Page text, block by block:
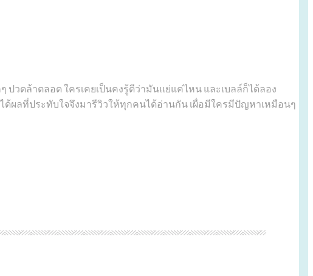
วดล้าตลอด ใครเคยเป็นคงรู้ดีว่ามันแย่แค่ไหน และเบลล์ก็ได้ลอง
ด้ผลที่ประทับใจจึงมารีวิวให้ทุกคนได้อ่านกัน เผื่อมีใครมีปัญหาเหมือนๆ